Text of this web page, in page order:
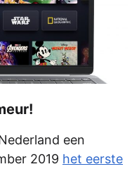
een
2019 het eerste